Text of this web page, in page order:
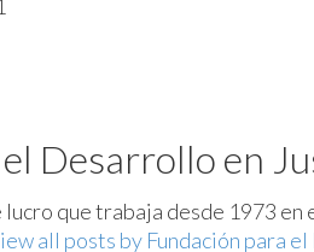
Desarrollo en
lucro que trabaja desde 1973
all posts by Fundación para